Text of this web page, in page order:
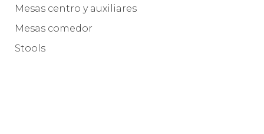
Mesas centro y auxiliares
Mesas comedor
Stools